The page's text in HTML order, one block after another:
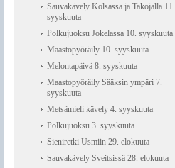
Sauvakävely Kolsassa ja Takojalla 11.
syyskuuta
Polkujuoksu Jokelassa 10. syyskuuta
Maastopyöräily 10. syyskuuta
Melontapäivä 8. syyskuuta
Maastopyöräily Sääksin ympäri 7.
syyskuuta
Metsämieli kävely 4. syyskuuta
Polkujuoksu 3. syyskuuta
Sieniretki Usmiin 29. elokuuta
Sauvakävely Sveitsissä 28. elokuuta